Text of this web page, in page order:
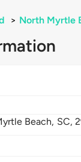
> North Myrtle
Beach, SC,